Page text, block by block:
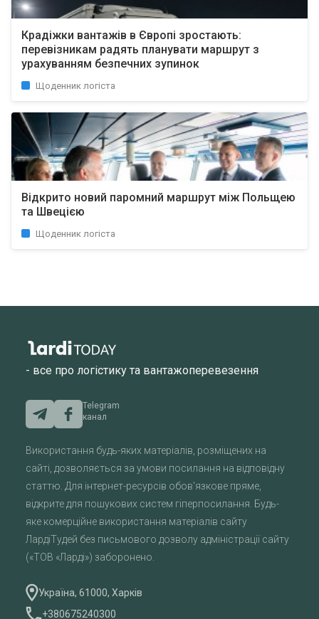
Крадіжки вантажів в Європі зростають:
перевізникам радять планувати маршрут з
урахуванням безпечних зупинок
Щоденник логіста
Відкрито новий паромний маршрут між Польщею
та Швецією
Щоденник логіста
- все про логістику та вантажоперевезення
Telegram
канал
Використання будь-яких матеріалів, розміщених на
сайті, дозволяється за умови посилання на відповідну
статтю. Для інтернет-ресурсів обов'язкове пряме,
відкрите для пошукових систем гіперпосилання. Будь-
яке комерційне використання матеріалів сайту
ЛардіТудей без письмового дозволу адміністрації сайту
(«ТОВ «Ларді») заборонено.
Україна, 61000, Харків
+380675240300